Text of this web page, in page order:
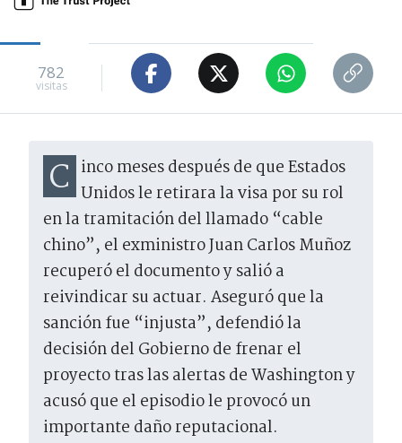
782
visitas
Cinco meses después de que Estados Unidos le retirara la visa por su rol
en la tramitación del llamado “cable
chino”, el exministro Juan Carlos Muñoz
recuperó el documento y salió a
reivindicar su actuar. Aseguró que la
sanción fue “injusta”, defendió la
decisión del Gobierno de frenar el
proyecto tras las alertas de Washington y
acusó que el episodio le provocó un
importante daño reputacional.